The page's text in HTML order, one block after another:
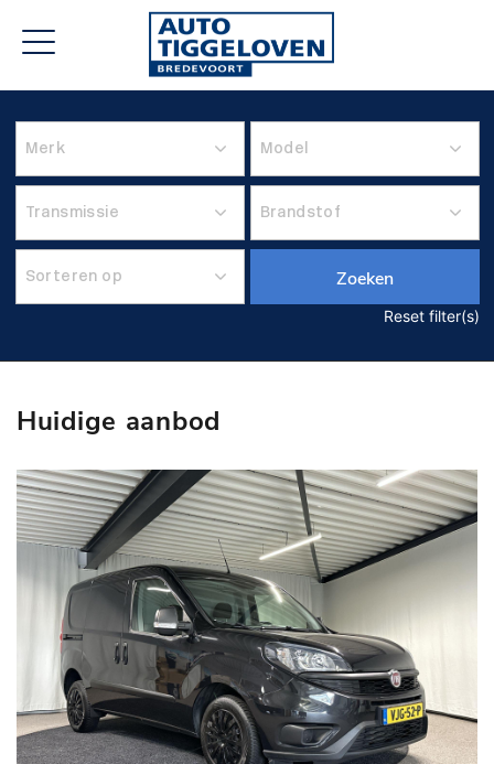
Zoeken
Reset filter(s)
Huidige aanbod